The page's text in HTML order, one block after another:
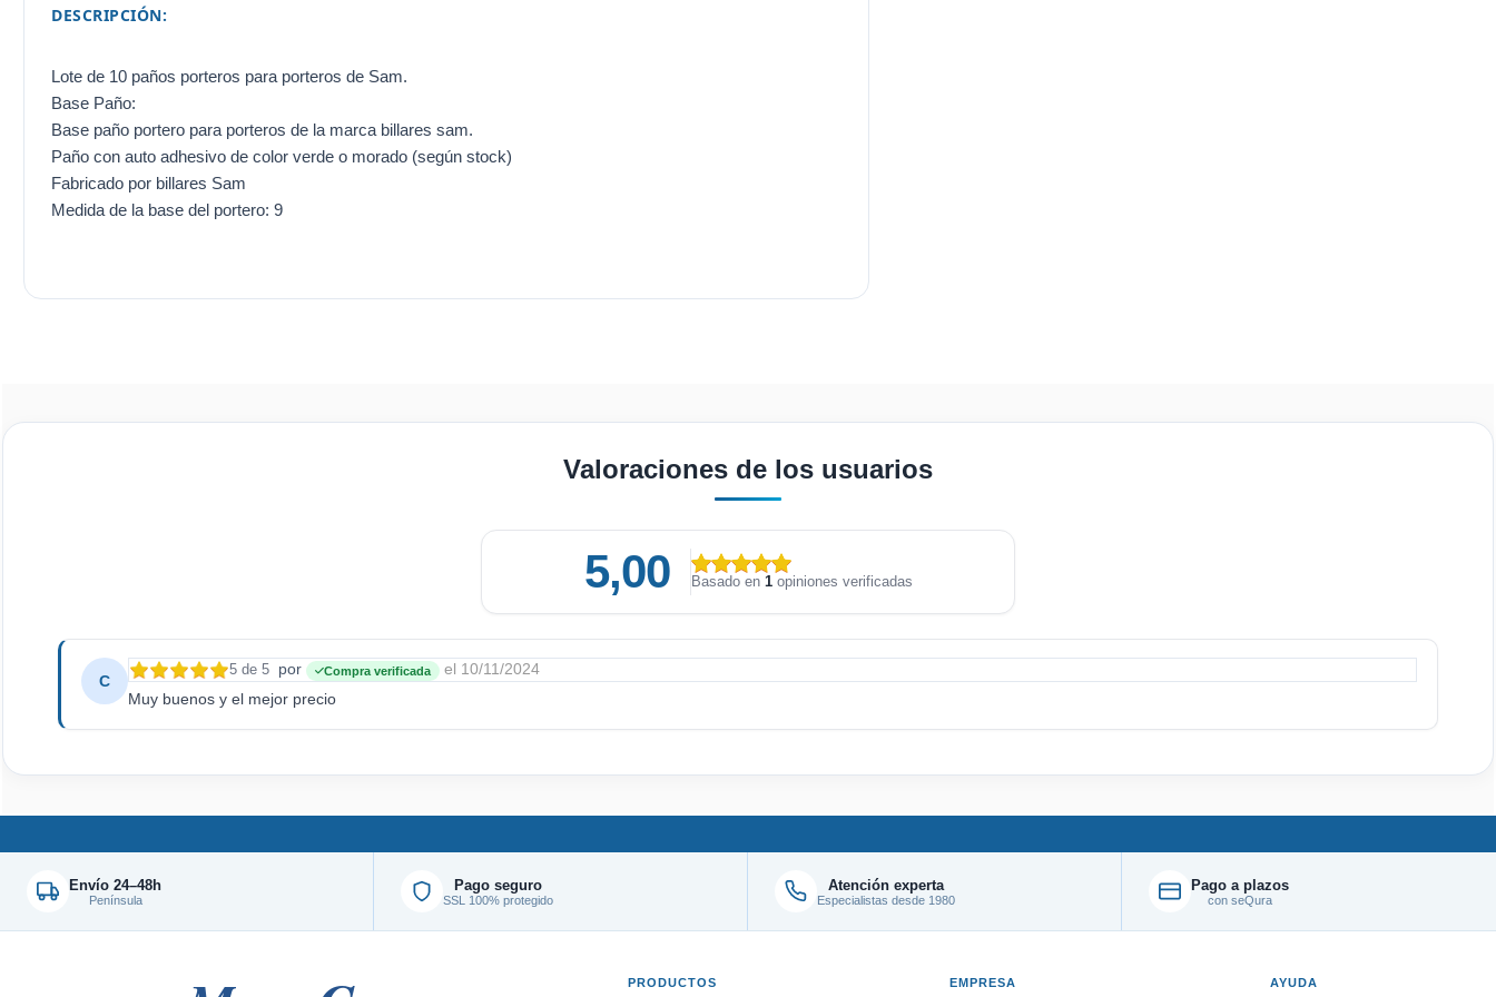
DESCRIPCIÓN:
Lote de 10 paños porteros para porteros de Sam.
Base Paño:
Base paño portero para porteros de la marca billares sam.
Paño con auto adhesivo de color verde o morado (según stock)
Fabricado por billares Sam
Medida de la base del portero: 9
Valoraciones de los usuarios
5,00 Basado en 1opiniones verificadas
C
5 de 5 por Compra verificada el 10/11/2024
Muy buenos y el mejor precio
Envío 24–48h
Península
Pago seguro
SSL 100% protegido
Atención experta
Especialistas desde 1980
Pago a plazos
con seQura
PRODUCTOS EMPRESA AYUDA